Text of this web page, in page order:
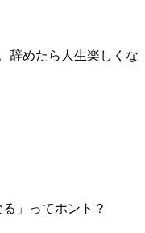
辞めたら人生楽しくな
」ってホント？